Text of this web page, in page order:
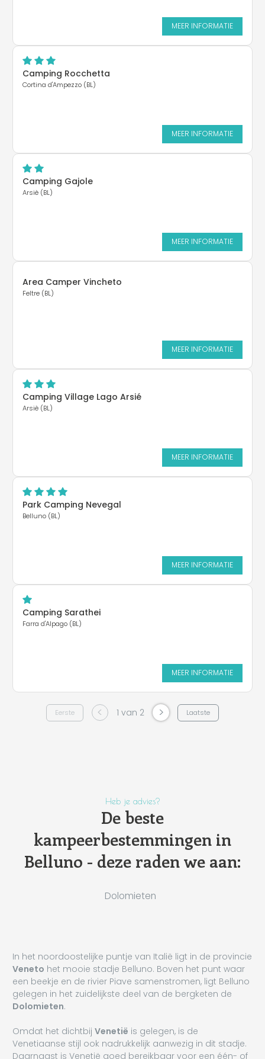
MEER INFORMATIE
Camping Rocchetta
Cortina d'Ampezzo (BL)
MEER INFORMATIE
Camping Gajole
Arsiè (BL)
MEER INFORMATIE
Area Camper Vincheto
Feltre (BL)
MEER INFORMATIE
Camping Village Lago Arsié
Arsiè (BL)
MEER INFORMATIE
Park Camping Nevegal
Belluno (BL)
MEER INFORMATIE
Camping Sarathei
Farra d'Alpago (BL)
MEER INFORMATIE
Eerste < 1 van 2 > Laatste
Heb je advies?
De beste
kampeerbestemmingen in
Belluno - deze raden we aan:
Dolomieten
In het noordoostelijke puntje van Italië ligt in de provincie
Veneto het mooie stadje Belluno. Boven het punt waar
een beekje en de rivier Piave samenstromen, ligt Belluno
gelegen in het zuidelijkste deel van de bergketen de
Dolomieten.
Omdat het dichtbij Venetië is gelegen, is de
Venetiaanse stijl ook nadrukkelijk aanwezig in dit stadje.
Daarnaast is Venetië goed bereikbaar voor een één- of